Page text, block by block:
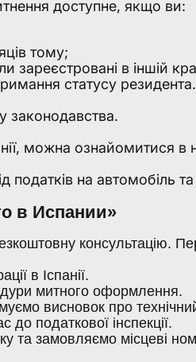
доступне, якщо ви:
тому;
в іншій
статусу резидента.
законодавства.
можна ознайомитися в
на автомобіль
в Испании»
консультацію.
в Іспанії.
митного оформлення.
висновок про
податкової інспекції.
та замовляємо місцеві